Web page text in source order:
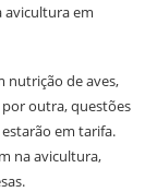
avicultura em
nutrição de aves,
outra, questões
em tarifa.
na avicultura,